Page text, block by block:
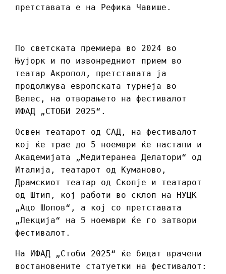
претставата е на Рефика Чавише.
По светската премиера во 2024 во
Њујорк и по извонредниот прием во
театар Акропол, претставата ја
продолжува европската турнеја во
Велес, на отворањето на фестивалот
ИФАД „СТОБИ 2025“.
Освен театарот од САД, на фестивалот
кој ќе трае до 5 ноември ќе настапи и
Академијата „Медитеранеа Делатори“ од
Италија, театарот од Куманово,
Драмскиот театар од Скопје и театарот
од Штип, кој работи во склоп на НУЦК
„Ацо Шопов“, а кој со претставата
„Лекција“ на 5 ноември ќе го затвори
фестивалот.
На ИФАД „Стоби 2025“ ќе бидат врачени
востановените статуетки на фестивалот: